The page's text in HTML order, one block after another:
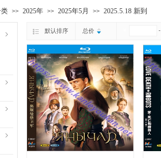
类 >> 2025年 >> 2025年5月 >> 2025.5.18 新到
默认排序 总价 -